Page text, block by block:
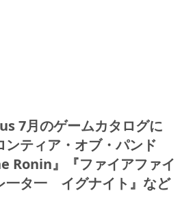
7月のゲームカタログに
ンティア・オブ・パンド
Ronin』『ファイアファイ
一タ一 イグナイト』など